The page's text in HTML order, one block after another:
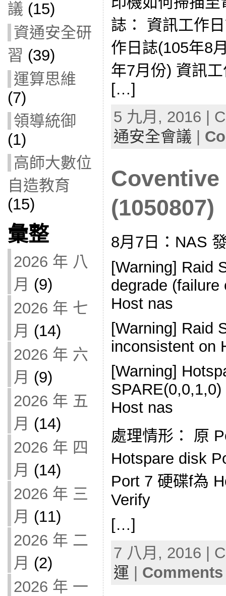
議 (15)
資通安全研
習 (39)
運算思維
(7)
領導統御
(1)
高師大數位
自造教育
(15)
彙整
2026 年 八
月 (9)
2026 年 七
月 (14)
2026 年 六
月 (9)
2026 年 五
月 (14)
2026 年 四
月 (14)
2026 年 三
月 (11)
2026 年 二
月 (2)
2026 年 一
誌： 資訊工作
作日誌(105年8
年7月份) 資訊
[…]
5 九月, 2016 |
通安全會議
Coventive
(1050807)
8月7日：NAS
[Warning] Raid
degrade (failure
Host nas
[Warning] Raid
inconsistent on
[Warning]
Host nas
處理情形： 原
Hotspare disk
Port 7 硬碟f為
Verify
[…]
7 八月, 2016 |
運